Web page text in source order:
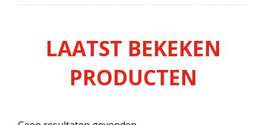
LAATST BEKEKEN
PRODUCTEN